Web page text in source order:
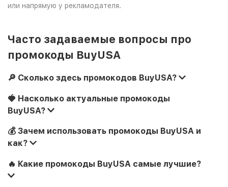
или напрямую у рекламодателя.
Часто задаваемые вопросы про
промокоды BuyUSA
🔎 Сколько здесь промокодов BuyUSA?
🍓 Насколько актуальные промокоды
BuyUSA?
💰 Зачем использовать промокоды BuyUSA и
как?
🔥 Какие промокоды BuyUSA самые лучшие?